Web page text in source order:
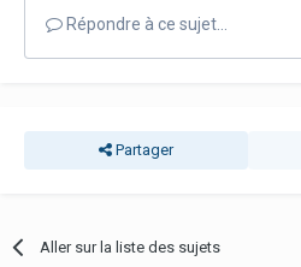
Répondre à ce sujet…
Partager
Aller sur la liste des sujets